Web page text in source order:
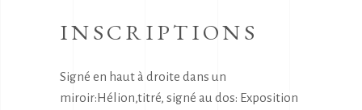
INSCRIPTIONS
Signé en haut à droite dans un
miroir:Hélion,titré, signé au dos: Exposition